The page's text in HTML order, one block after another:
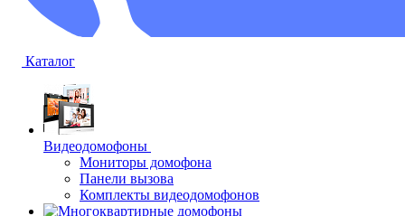
Каталог
Видеодомофоны
Мониторы домофона
Панели вызова
Комплекты видеодомофонов